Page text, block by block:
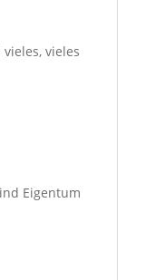
vieles
Eigentum